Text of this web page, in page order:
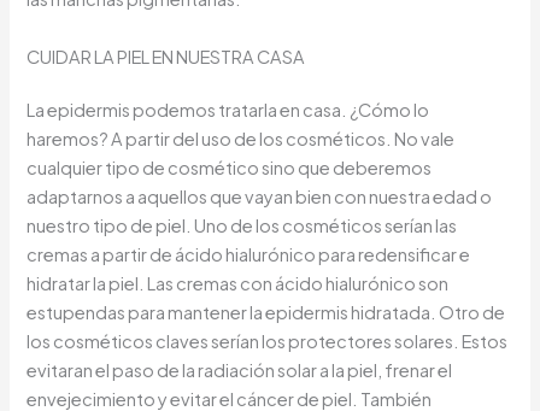
CUIDAR LA PIEL EN NUESTRA CASA
La epidermis podemos tratarla en casa. ¿Cómo lo
haremos? A partir del uso de los cosméticos. No vale
cualquier tipo de cosmético sino que deberemos
adaptarnos a aquellos que vayan bien con nuestra edad o
nuestro tipo de piel. Uno de los cosméticos serían las
cremas a partir de ácido hialurónico para redensificar e
hidratar la piel. Las cremas con ácido hialurónico son
estupendas para mantener la epidermis hidratada. Otro de
los cosméticos claves serían los protectores solares. Estos
evitaran el paso de la radiación solar a la piel, frenar el
envejecimiento y evitar el cáncer de piel. También